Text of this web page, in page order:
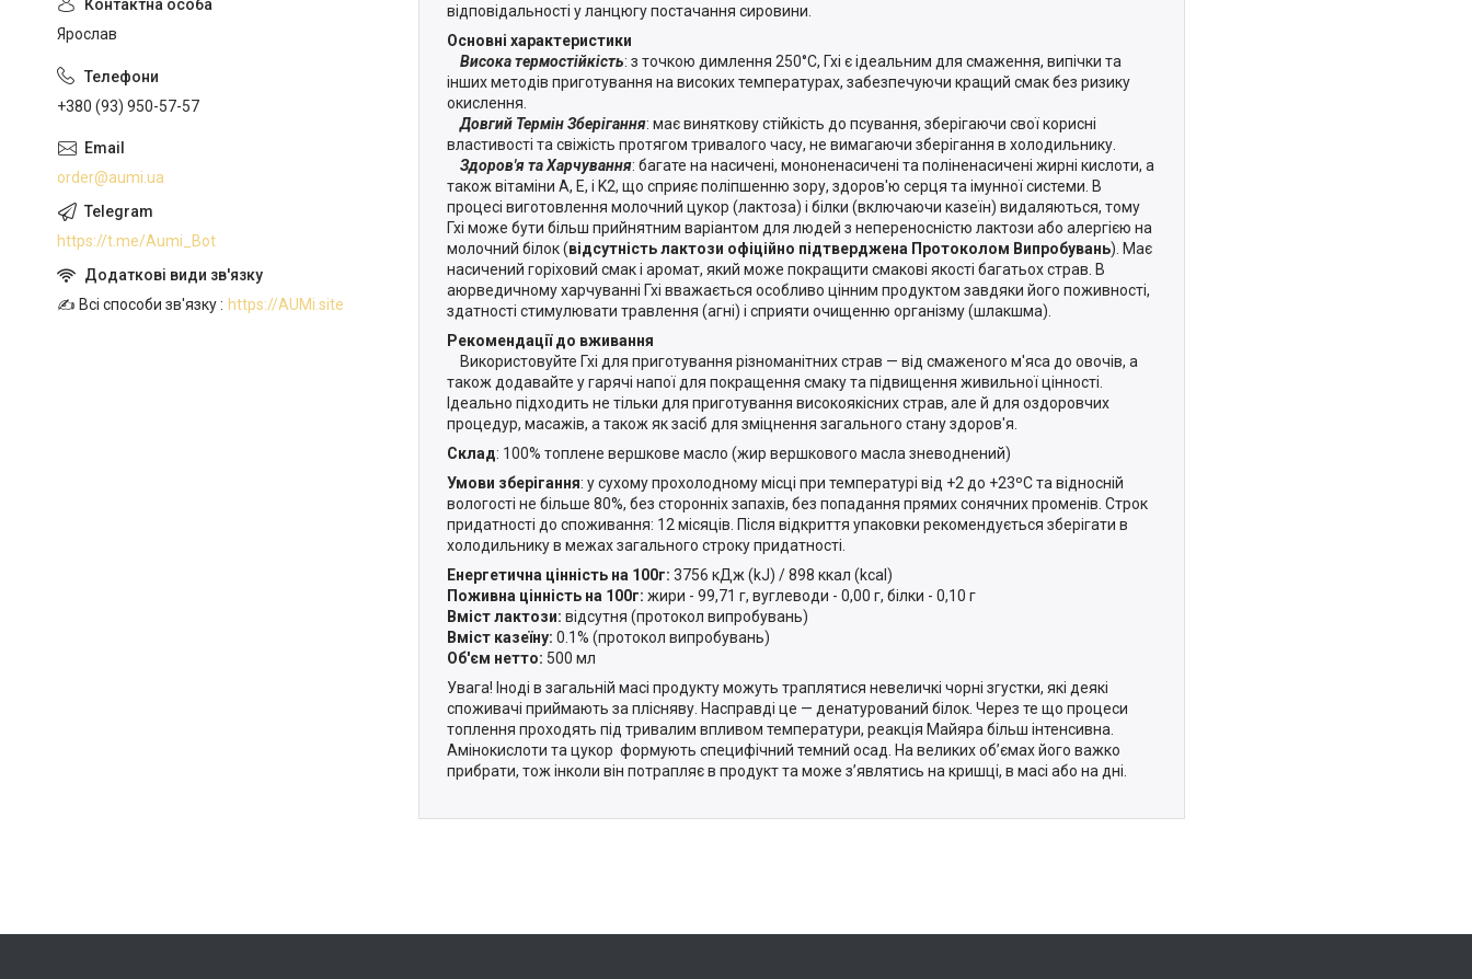
відповідальності у ланцюгу постачання сировини.
Основні характеристики
Висока термостійкість: з точкою димлення 250°C, Гхі є ідеальним для смаження, випічки та
інших методів приготування на високих температурах, забезпечуючи кращий смак без ризику
окислення.
Довгий Термін Зберігання: має виняткову стійкість до псування, зберігаючи свої корисні
властивості та свіжість протягом тривалого часу, не вимагаючи зберігання в холодильнику.
Здоров'я та Харчування: багате на насичені, мононенасичені та поліненасичені жирні кислоти, а
також вітаміни A, E, і K2, що сприяє поліпшенню зору, здоров'ю серця та імунної системи. В
процесі виготовлення молочний цукор (лактоза) і білки (включаючи казеїн) видаляються, тому
Гхі може бути більш прийнятним варіантом для людей з непереносністю лактози або алергією на
молочний білок (відсутність лактози офіційно підтверджена Протоколом Випробувань). Має
насичений горіховий смак і аромат, який може покращити смакові якості багатьох страв. В
аюрведичному харчуванні Гхі вважається особливо цінним продуктом завдяки його поживності,
здатності стимулювати травлення (агні) і сприяти очищенню організму (шлакшма).
Рекомендації до вживання
Використовуйте Гхі для приготування різноманітних страв — від смаженого м'яса до овочів, а
також додавайте у гарячі напої для покращення смаку та підвищення живильної цінності.
Ідеально підходить не тільки для приготування високоякісних страв, але й для оздоровчих
процедур, масажів, а також як засіб для зміцнення загального стану здоров'я.
Склад: 100% топлене вершкове масло (жир вершкового масла зневоднений)
Умови зберігання: у сухому прохолодному місці при температурі від +2 до +23ºC та відносній
вологості не більше 80%, без сторонніх запахів, без попадання прямих сонячних променів. Строк
придатності до споживання: 12 місяців. Після відкриття упаковки рекомендується зберігати в
холодильнику в межах загального строку придатності.
Енергетична цінність на 100г: 3756 кДж (kJ) / 898 ккал (kcal)
Поживна цінність на 100г: жири - 99,71 г, вуглеводи - 0,00 г, білки - 0,10 г
Вміст лактози: відсутня (протокол випробувань)
Вміст казеїну: 0.1% (протокол випробувань)
Об'єм нетто: 500 мл
Увага! Іноді в загальній масі продукту можуть траплятися невеличкі чорні згустки, які деякі
споживачі приймають за плісняву. Насправді це — денатурований білок. Через те що процеси
топлення проходять під тривалим впливом температури, реакція Майяра більш інтенсивна.
Амінокислоти та цукор формують специфічний темний осад. На великих об’ємах його важко
прибрати, тож інколи він потрапляє в продукт та може з’являтись на кришці, в масі або на дні.
Ярослав
+380 (93) 950-57-57
order@aumi.ua
https://t.me/Aumi_Bot
✍️ Всі способи зв'язку https://AUMi.site